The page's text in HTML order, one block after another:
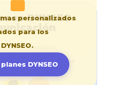
personalizados
para los
DYNSEO
DYNSEO
casa con nuestras
adaptadas a los niños.